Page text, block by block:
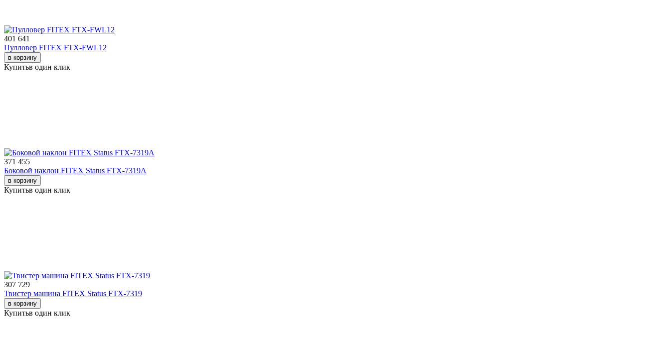
401 641
Пулловер FITEX FTX-FWL12
в корзину
Купитьв один клик
371 455
Боковой наклон FITEX Status FTX-7319A
в корзину
Купитьв один клик
307 729
Твистер машина FITEX Status FTX-7319
в корзину
Купитьв один клик